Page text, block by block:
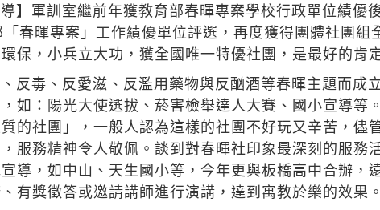
導】軍訓室繼前年獲教育部春暉專案學校行政單位績
春暉專案」工作績優單位評選，再度獲得團體社團組
保，小兵立大功，獲全國唯一特優社團，是最好的肯定
反毒、反愛滋、反濫用藥物與反酗酒等春暉主題而成
如：陽光大使選拔、菸害檢舉達人大賽、國小宣導等
的社團」，一般人認為這樣的社團不好玩又辛苦，儘
服務精神令人敬佩。談到對春暉社印象最深刻的服務
導，如中山、天生國小等，今年更與板橋高中合辦，
有獎徵答或邀請講師進行演講，達到寓教於樂的效果。